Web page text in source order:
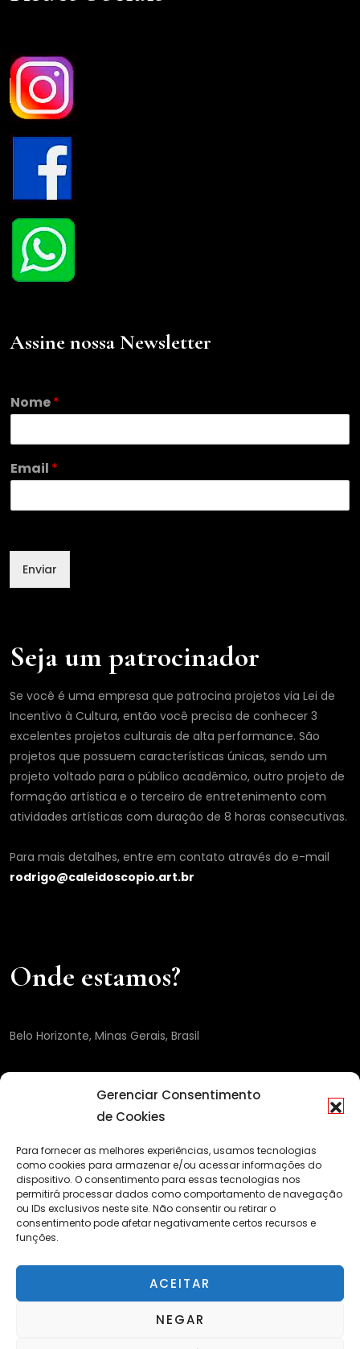
Gerenciar Consentimento
de Cookies
Para fornecer as melhores experiências, usamos tecnologias
como cookies para armazenar e/ou acessar informações do
dispositivo. O consentimento para essas tecnologias nos
permitirá processar dados como comportamento de navegação
ou IDs exclusivos neste site. Não consentir ou retirar o
consentimento pode afetar negativamente certos recursos e
funções.
ACEITAR
NEGAR
Assine nossa Newsletter
Nome*
*
*
o
Email *
Enviar
Seja um patrocinador
Se você é uma empresa que patrocina projetos via Lei de
Incentivo à Cultura, então você precisa de conhecer 3
excelentes projetos culturais de alta performance. São
projetos que possuem características únicas, sendo um
projeto voltado para o público acadêmico, outro projeto de
formação artística e o terceiro de entretenimento com
atividades artísticas com duração de 8 horas consecutivas.
Para mais detalhes, entre em contato através do e-mail
rodrigo@caleidoscopio.art.br
Onde estamos?
Belo Horizonte, Minas Gerais, Brasil